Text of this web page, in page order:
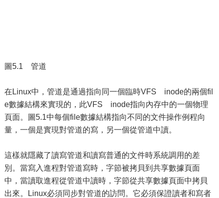
圖5.1 管道
在Linux中，管道是通過指向同一個臨時VFS inode的兩個fil
e數據結構來實現的，此VFS inode指向內存中的一個物理
頁面。圖5.1中每個file數據結構指向不同的文件操作例程向
量，一個是實現對管道的寫，另一個從管道中讀。
這樣就隱藏了讀寫管道和讀寫普通的文件時系統調用的差
別。當寫入進程對管道寫時，字節被拷貝到共享數據頁面
中，當讀取進程從管道中讀時，字節從共享數據頁面中拷貝
出來。Linux必須同步對管道的訪問。它必須保證讀者和寫者